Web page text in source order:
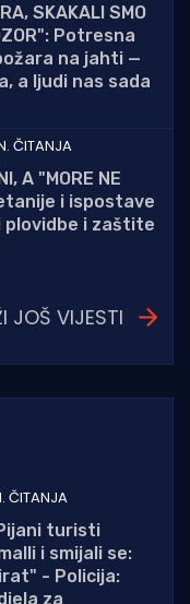
SKAKALI SMO
Potresna
na jahti —
a ljudi nas sada
ČITANJA
A "MORE NE
i ispostave
plovidbe i zaštite
JOŠ VIJESTI
ČITANJA
Pijani turisti
i smijali se:
- Policija:
za